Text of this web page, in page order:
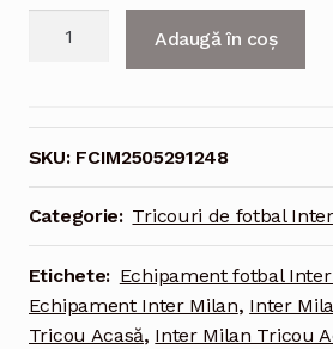
pentru
Adaugă în coș
SKU: FCIM2505291248
Categorie: Tricouri de fotbal
Etichete: Echipament fotbal
Echipament Inter Milan, Inter
Tricou Acasă, Inter Milan Tricou